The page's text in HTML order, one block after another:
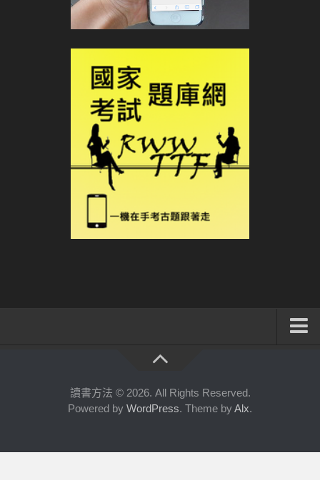
公職考試輔導計畫
公職考試上榜者軌跡
讀書方法 © 2026. All Rights Reserved.
Powered by WordPress. Theme byAlx.